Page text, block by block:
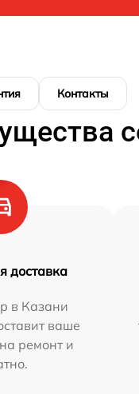
Контакты
доставка
в Казани
ваше
ремонт и